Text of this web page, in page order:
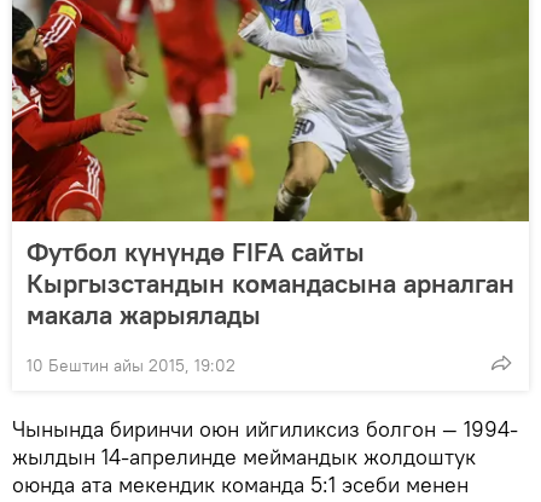
Футбол күнүндө FIFA сайты
Кыргызстандын командасына арналган
макала жарыялады
10 Бештин айы 2015, 19:02
Чынында биринчи оюн ийгиликсиз болгон — 1994-
жылдын 14-апрелинде меймандык жолдоштук
оюнда ата мекендик команда 5:1 эсеби менен